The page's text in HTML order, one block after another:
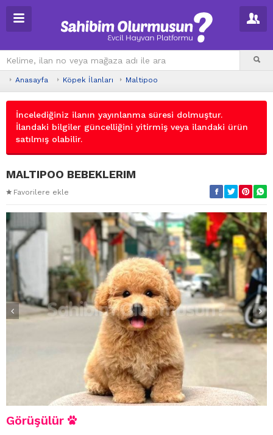
Anasayfa Köpek İlanları Maltipoo
İncelediğiniz ilanın yayınlanma süresi dolmuştur.
İlandaki bilgiler güncelliğini yitirmiş veya ilandaki ürün
satılmış olabilir.
MALTIPOO BEBEKLERIM
Favorilere ekle
Görüşülür